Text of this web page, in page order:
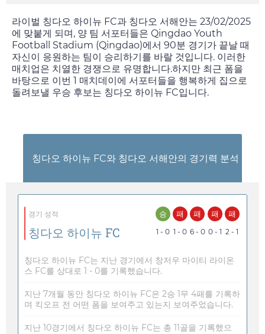
라이벌 칭다오 하이뉴 FC과 칭다오 서해안는 23/02/2025
에 맞붙게 되며, 양 팀 서포터들은 Qingdao Youth
Football Stadium (Qingdao)에서 90분 경기가 끝날 때
자신이 응원하는 팀이 승리하기를 바랄 것입니다. 이러한
매치업은 치열한 경쟁으로 유명합니다.하지만 최근 폼을
바탕으로 이번 1 매치데이에 서포터들을 행복하게 집으로
돌려보낼 우승 후보는 칭다오 하이뉴 FC입니다.
칭다오 하이뉴 FC와 칭다오 서해안의 경기력 분석
경기 성적
칭다오 하이뉴 FC
승
1 - 0
패
1 - 0
패
6 - 0
패
0 - 1
패
2 - 1
칭다오 하이뉴 FC는 지난 경기에서 창저우 마이티 라이온
스 FC를 상대로 1 - 0를 기록했습니다.
지난 7개월 동안 칭다오 하이뉴 FC은 2승 1무 4패를 기록하
며 킥오프 전 어떤 폼을 보여주고 있는지 보여주었습니다.
지난 10경기에서 칭다오 하이뉴 FC는 총 11골을 기록했으